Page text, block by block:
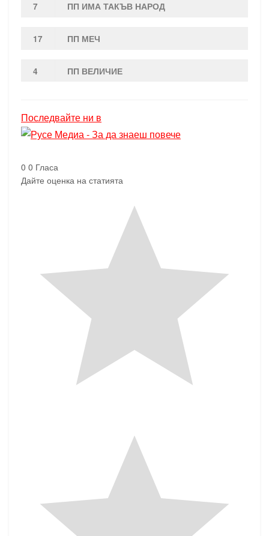
7 ПП ИМА ТАКЪВ НАРОД
17 ПП МЕЧ
4 ПП ВЕЛИЧИЕ
Последвайте ни в
0 0 Гласа
Дайте оценка на статията